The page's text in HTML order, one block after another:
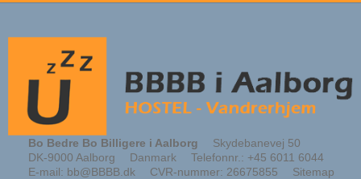
Bo Bedre Bo Billigere i Aalborg
Skydebanevej 50
DK-9000 Aalborg
Danmark Telefonnr. : +45 6011 6044
E-mail: bb@BBBB.dk CVR-nummer: 26675855 Sitemap